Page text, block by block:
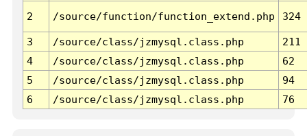
2 /source/function/function_extend.php 324
3 /source/class/jzmysql.class.php
211
4
/source/class/jzmysql.class.php
62
5
/source/class/jzmysql.class.php
94
6
/source/class/jzmysql.class.php 76